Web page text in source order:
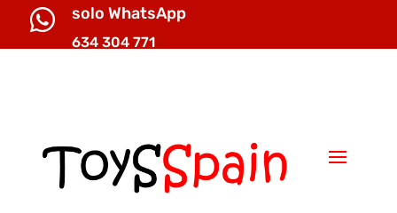
 solo WhatsApp
634 304 771